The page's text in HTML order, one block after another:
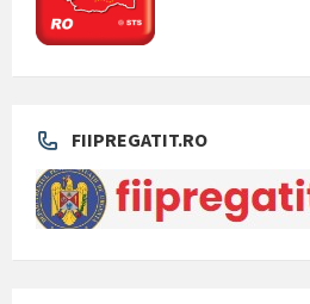
FIIPREGATIT.RO